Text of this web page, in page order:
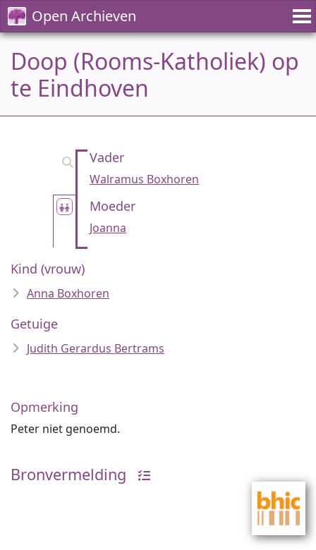
Open Archieven
Doop (Rooms-Katholiek) op
te Eindhoven
Vader
Walramus Boxhoren
Moeder
Joanna
Kind (vrouw)
Anna Boxhoren
Getuige
Judith Gerardus Bertrams
Opmerking
Peter niet genoemd.
Bronvermelding